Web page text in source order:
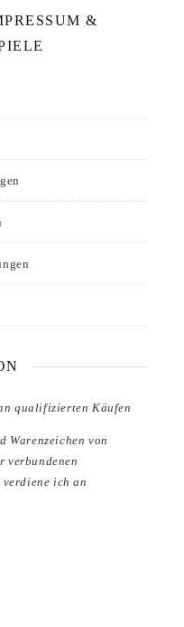
&
qualifizierten Käufen
Warenzeichen von
verbundenen
verdiene ich an